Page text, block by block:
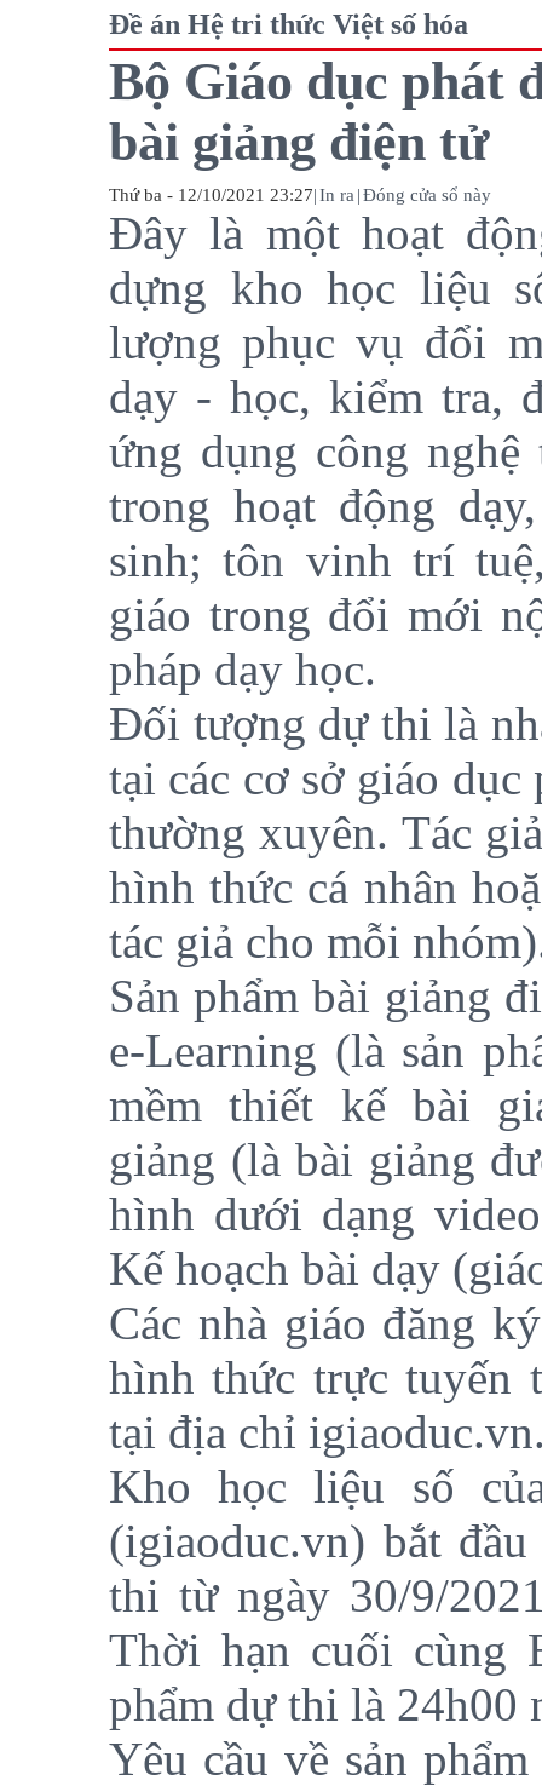
Đề án Hệ tri thức Việt số hóa
Bộ Giáo dục phát
bài giảng điện tử
Thứ ba - 12/10/2021 23:27|In ra |Đóng cửa sổ này
Đây là một hoạt
dựng kho học liệu
lượng phục vụ đổi
dạy - học, kiểm tra,
ứng dụng công
trong hoạt động
sinh; tôn vinh trí
giáo trong đổi mới
pháp dạy học.
Đối tượng dự thi là
tại các cơ sở giáo
thường xuyên. Tác
hình thức cá nhân
tác giả cho mỗi
Sản phẩm bài giảng
e-Learning (là sản
mềm thiết kế bài
giảng (là bài giảng
hình dưới dạng
Kế hoạch bài dạy
Các nhà giáo đăng
hình thức trực tuyến
tại địa chỉ
Kho học liệu số
(igiaoduc.vn) bắt
thi từ ngày 30/9/
Thời hạn cuối cùng
phẩm dự thi là 24h00
Yêu cầu về sản